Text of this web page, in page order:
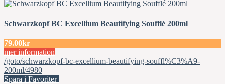
Schwarzkopf BC Excellium Beautifying Soufflé 200ml
79.00kr
mer information
/goto/schwarzkopf-bc-excellium-beautifying-souffl%C3%A9-
200ml/4980
Spara i Favoriter